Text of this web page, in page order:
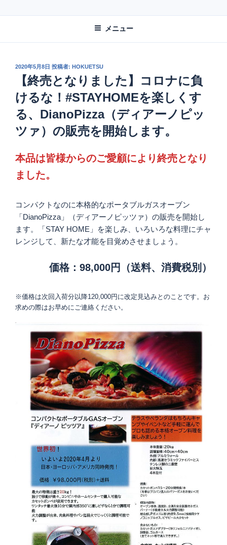
ン
ン
北越融雪株式会社
メニュー
投
2020年5月8日 投稿者: HOKUETSU
【終売となりました】コロナに負
けるな！#STAYHOMEを楽しくす
る、DianoPizza（ディアーノピッ
ツァ）の販売を開始します。
本品は皆様からのご愛顧により終売となり
ました。
コンパクトなのに本格的なポータブルガスオーブン
「DianoPizza」（ディアーノピッツァ）の販売を開始し
ます。「STAY HOME」を楽しみ、いろいろな料理にチャ
レンジして、新たな才能を目覚めさせましょう。
価格：98,000円（送料、消費税別）
※価格は次回入荷分以降120,000円に改定見込みとのことです。お
求めの際はお早めにご連絡ください。